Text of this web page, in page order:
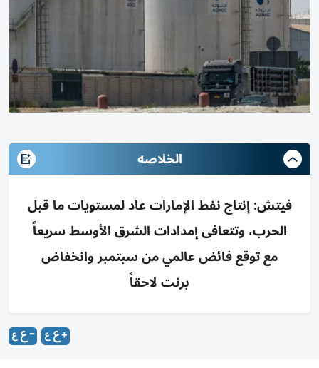
الخلاصه
فيتش: إنتاج نفط الإمارات عاد لمستويات ما قبل
الحرب، وتتعافى إمدادات الشرق الأوسط سريعاً
مع توقع فائض عالمي من سبتمبر وانخفاض
برنت لاحقاً